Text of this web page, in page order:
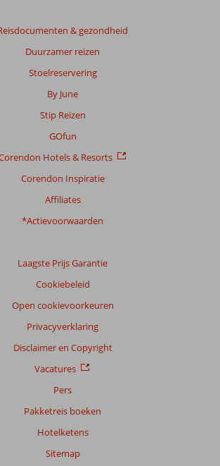
& gezondheid
Duurzamer reizen
Stoelreservering
By June
Stip Reizen
GOfun
Hotels & Resorts
Corendon Inspiratie
Affiliates
*Actievoorwaarden
Laagste Prijs Garantie
Cookiebeleid
Open cookievoorkeuren
Privacyverklaring
Disclaimer en Copyright
Vacatures
Pers
Pakketreis boeken
Hotelketens
Sitemap